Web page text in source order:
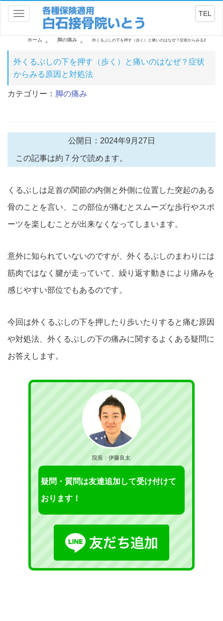
Toggle
navigation
TEL
ホーム 脚の痛み 外くるぶしの下を押す（歩く）と痛いのはなぜ？症状からみる原因と対
外くるぶしの下を押す（歩く）と痛いのはなぜ？症状
からみる原因と対処法
カテゴリー： 脚の痛み
公開日：2024年9月27日
この記事は約 7 分で読めます。
くるぶしは足首の関節の内側と外側に位置した突起のある
骨のこと を言い、この部位が痛むとスムーズな歩行やスポ
ーツを楽しむことが出来なくなってしまいます。
意外に知られていないのですが、外くるぶしのまわりには
筋肉ではなく腱が走っていて、繰り返す動きにより 痛みを
感じやすい部位でもあるのです。
今回は外くるぶしの下を押したり歩いたりすると痛む原因
や対処法 、外くるぶしの下の痛みに関するよくある疑問に
お答えし ます。
院長：伊藤良太
疑問・質問は友達追加して受け付けて
おります！